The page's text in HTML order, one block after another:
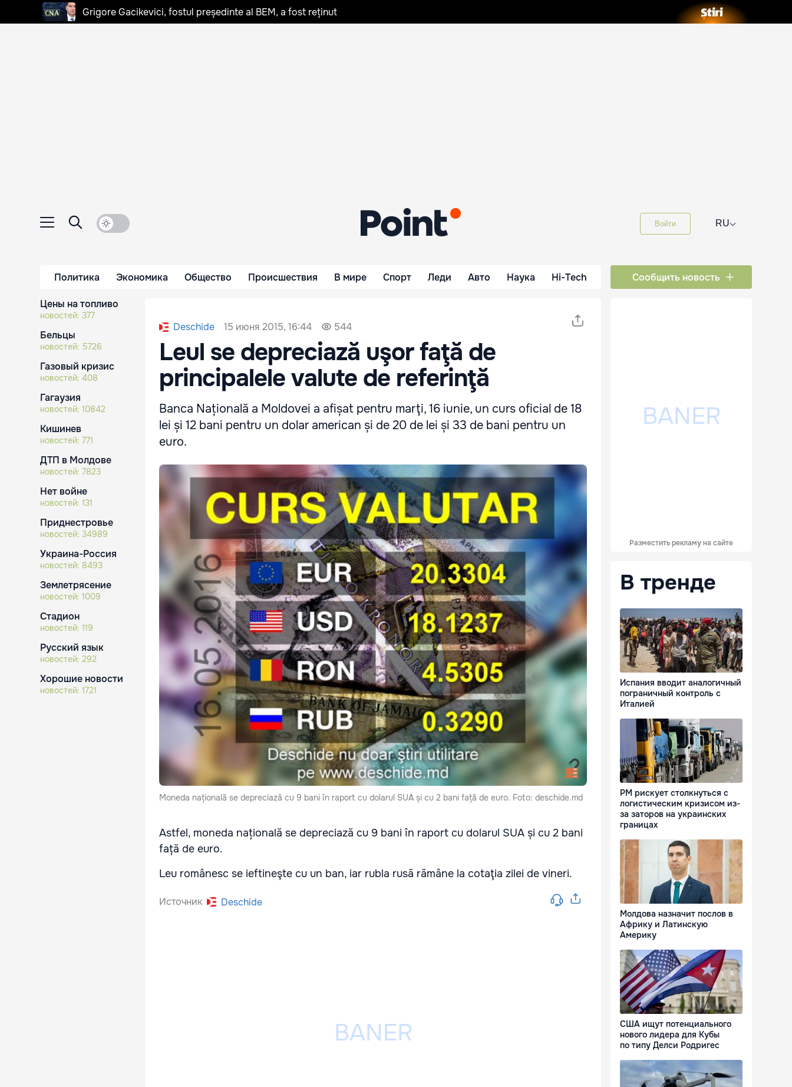
Grigore Gacikevici, fostul președinte al BEM, a fost reținut
Войти RU⌵
Политика Экономика Общество Происшествия В мире Спорт Леди Авто Наука Hi-Tech Сообщить новость
Цены на топливо
новостей: 377
Бельцы
новостей: 5726
Газовый кризис
новостей: 408
Гагаузия
новостей: 10842
Кишинев
новостей: 771
ДТП в Молдове
новостей: 7823
Нет войне
новостей: 131
Приднестровье
новостей: 34989
Украина-Россия
новостей: 8493
Землетрясение
новостей: 1009
Стадион
новостей: 119
Русский язык
новостей: 292
Хорошие новости
новостей: 1721
Deschide 15 июня 2015, 16:44 544
Leul se depreciază uşor faţă de
principalele valute de referinţă
Banca Națională a Moldovei a afișat pentru marţi, 16 iunie, un curs oficial de 18
lei și 12 bani pentru un dolar american și de 20 de lei și 33 de bani pentru un
euro.
Moneda națională se depreciază cu 9 bani în raport cu dolarul SUA și cu 2 bani față de euro. Foto: deschide.md
Astfel, moneda națională se depreciază cu 9 bani în raport cu dolarul SUA și cu 2 bani
față de euro.
Leu românesc se ieftineşte cu un ban, iar rubla rusă rămâne la cotaţia zilei de vineri.
Источник Deschide
Разместить рекламу на сайте
В тренде
Испания вводит аналогичный
пограничный контроль с
Италией
РМ рискует столкнуться с
логистическим кризисом из-
за заторов на украинских
границах
Молдова назначит послов в
Африку и Латинскую
Америку
США ищут потенциального
нового лидера для Кубы
по типу Делси Родригес